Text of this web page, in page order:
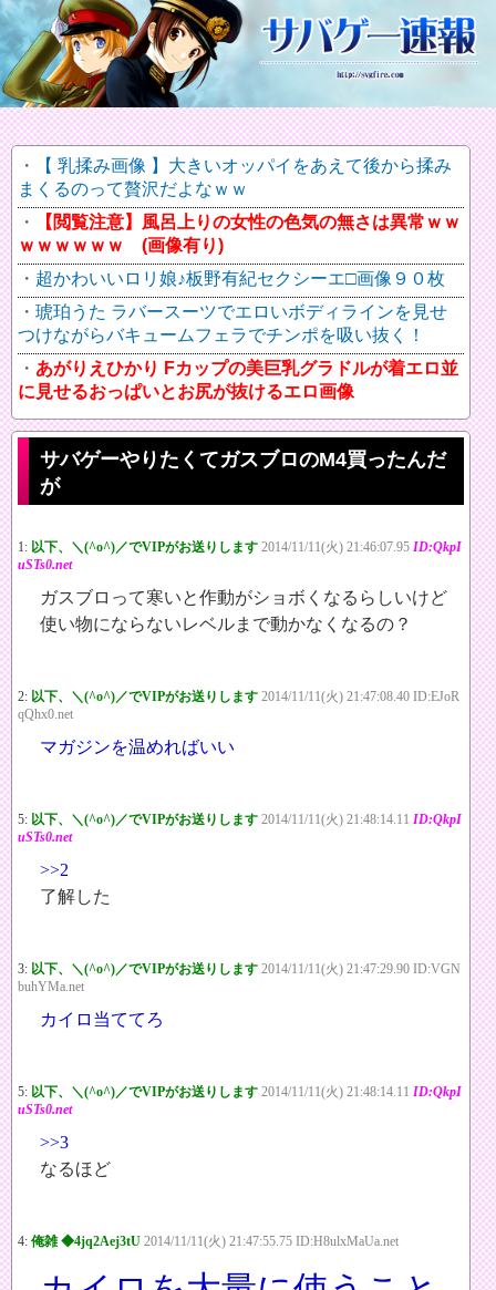
【 乳揉み画像 】大きいオッパイをあえて後から揉み
まくるのって贅沢だよなｗｗ
【閲覧注意】風呂上りの女性の色気の無さは異常ｗｗ
ｗｗｗｗｗｗ (画像有り)
超かわいいロリ娘♪板野有紀セクシーエ□画像９０枚
琥珀うた ラバースーツでエロいボディラインを見せ
つけながらバキュームフェラでチンポを吸い抜く！
あがりえひかり Fカップの美巨乳グラドルが着エロ並
に見せるおっぱいとお尻が抜けるエロ画像
サバゲーやりたくてガスブロのM4買ったんだ
が
1: 以下、＼(^o^)／でVIPがお送りします 2014/11/11(火) 21:46:07.95 ID:QkpI
uSTs0.net
ガスブロって寒いと作動がショボくなるらしいけど
使い物にならないレベルまで動かなくなるの？
2: 以下、＼(^o^)／でVIPがお送りします 2014/11/11(火) 21:47:08.40 ID:EJoR
qQhx0.net
マガジンを温めればいい
5: 以下、＼(^o^)／でVIPがお送りします 2014/11/11(火) 21:48:14.11 ID:QkpI
uSTs0.net
>>2
了解した
3: 以下、＼(^o^)／でVIPがお送りします 2014/11/11(火) 21:47:29.90 ID:VGN
buhYMa.net
カイロ当ててろ
5: 以下、＼(^o^)／でVIPがお送りします 2014/11/11(火) 21:48:14.11 ID:QkpI
uSTs0.net
>>3
なるほど
4: 俺雑 ◆4jq2Aej3tU 2014/11/11(火) 21:47:55.75 ID:H8ulxMaUa.net